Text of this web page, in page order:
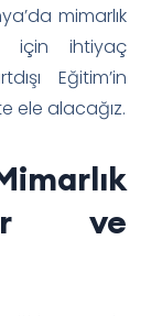
mimarlık
için ihtiyaç
Eğitim’in
ele alacağız.
ve